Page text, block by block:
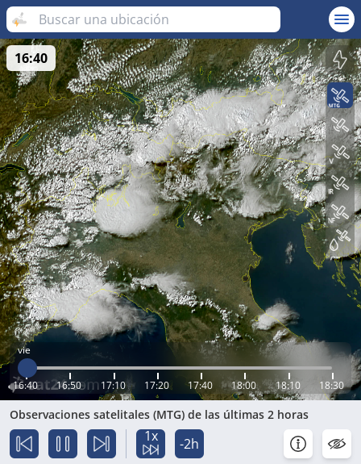
vie
16:40 16:50 17:10 17:20 17:40 18:00 18:10 18:30
16:40
Observaciones satelitales (MTG) de las últimas 2 horas
1x -2h